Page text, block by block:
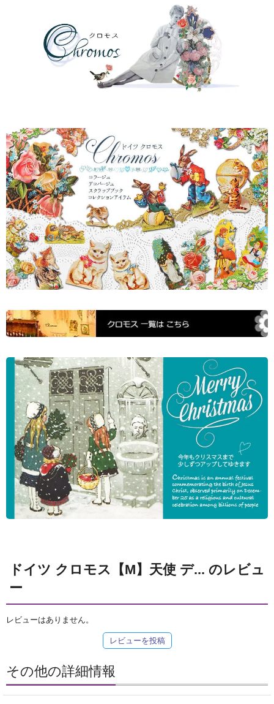
ドイツ クロモス【M】天使 デ... のレビュ
ー
レビューはありません。
レビューを投稿
その他の詳細情報